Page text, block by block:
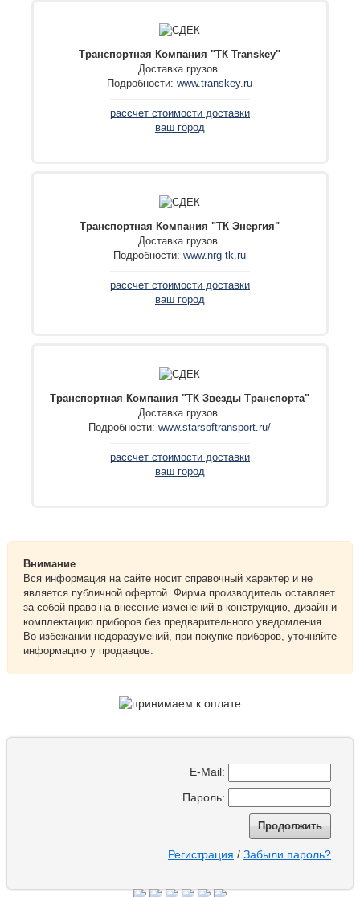
Транспортная Компания "ТК Transkey"
Доставка грузов.
Подробности:www.transkey.ru
рассчет стоимости доставки
ваш город
Транспортная Компания "ТК Энергия"
Доставка грузов.
Подробности:www.nrg-tk.ru
рассчет стоимости доставки
ваш город
Транспортная Компания "ТК Звезды Транспорта"
Доставка грузов.
Подробности:www.starsoftransport.ru/
рассчет стоимости доставки
ваш город
Внимание
Вся информация на сайте носит справочный характер и не
является публичной офертой. Фирма производитель оставляет
за собой право на внесение изменений в конструкцию, дизайн и
комплектацию приборов без предварительного уведомления.
Во избежании недоразумений, при покупке приборов, уточняйте
информацию у продавцов.
E-Mail:
Пароль:
Продолжить
Регистрация /Забыли пароль?